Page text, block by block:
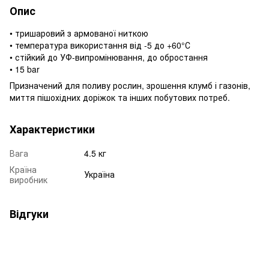
Опис
• тришаровий з армованої ниткою
• температура використання від -5 до +60°С
• стійкий до УФ-випромінювання, до обростання
• 15 bar
Призначений для поливу рослин, зрошення клумб і газонів,
миття пішохідних доріжок та інших побутових потреб.
Характеристики
Вага
4.5 кг
Країна
виробник
Україна
Відгуки